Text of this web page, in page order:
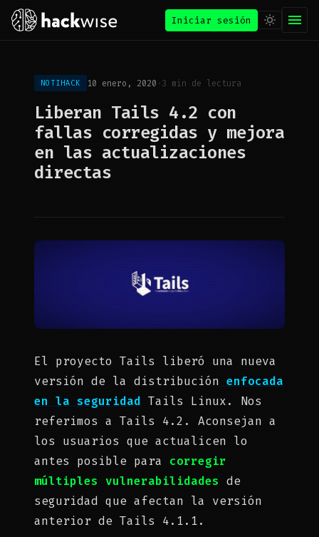
Iniciar sesión
NOTIHACK 10 enero, 2020 ·3 min de lectura
Liberan Tails 4.2 con
fallas corregidas y mejora
en las actualizaciones
directas
El proyecto Tails liberó una nueva
versión de la distribución enfocada
en la seguridad Tails Linux. Nos
referimos a Tails 4.2. Aconsejan a
los usuarios que actualicen lo
antes posible para corregir
múltiples vulnerabilidades de
seguridad que afectan la versión
anterior de Tails 4.1.1.